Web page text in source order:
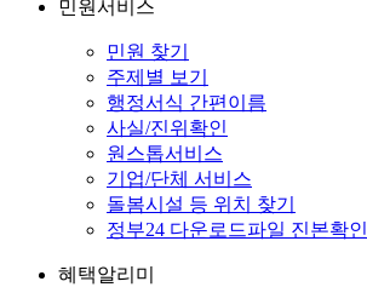
민원서비스
민원 찾기
주제별 보기
행정서식 간편이름
사실/진위확인
원스톱서비스
기업/단체 서비스
돌봄시설 등 위치 찾기
정부24 다운로드파일 진본확인
혜택알리미